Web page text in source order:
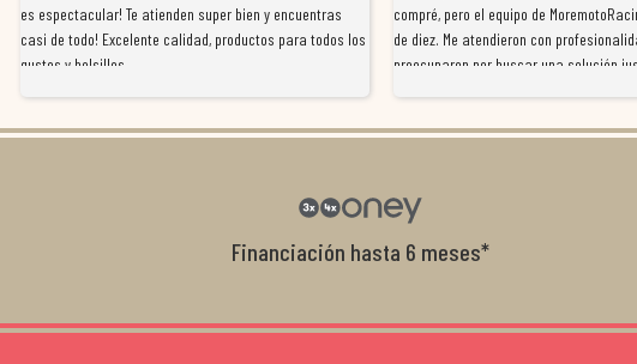
es espectacular! Te atienden super bien y encuentras
casi de todo! Excelente calidad, productos para todos los
gustos y bolsillos
compré, pero el equipo de
de diez. Me atendieron con
preocuparon por buscar una solución
con el cliente, y me ofrecieron unas
Financiación hasta 6 meses*